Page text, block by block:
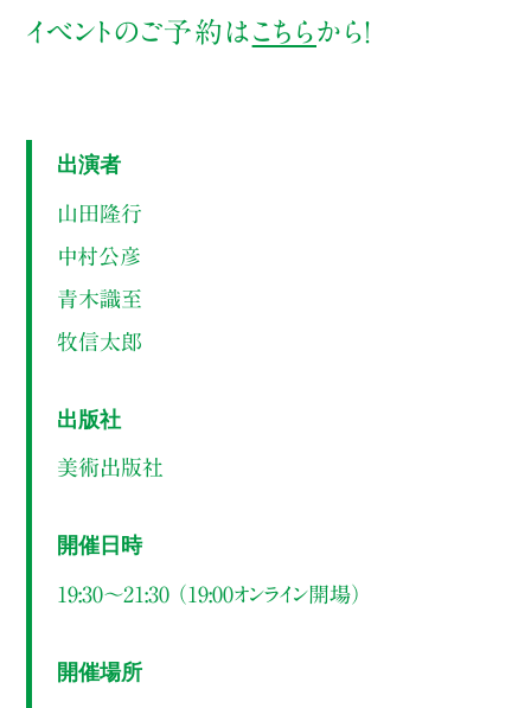
イベントのご予約は こちらから！
出演者
山田隆行
中村公彦
青木識至
牧信太郎
出版社
美術出版社
開催日時
19:30～21:30 （19:00オンライン開場）
開催場所